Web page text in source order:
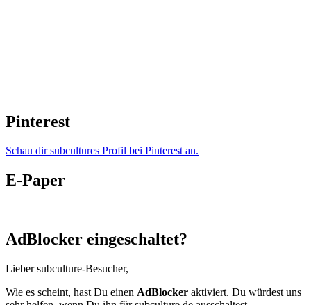
Pinterest
Schau dir subcultures Profil bei Pinterest an.
E-Paper
AdBlocker eingeschaltet?
Lieber subculture-Besucher,
Wie es scheint, hast Du einen AdBlocker aktiviert. Du würdest uns